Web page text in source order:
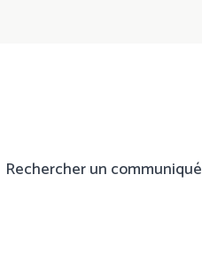
Rechercher un communiqué